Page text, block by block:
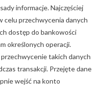
informacje. Najczęściej
celu przechwycenia danych
dostęp do bankowości
określonych operacji.
takich danych
transakcji. Przejęte dane
wejść na konto